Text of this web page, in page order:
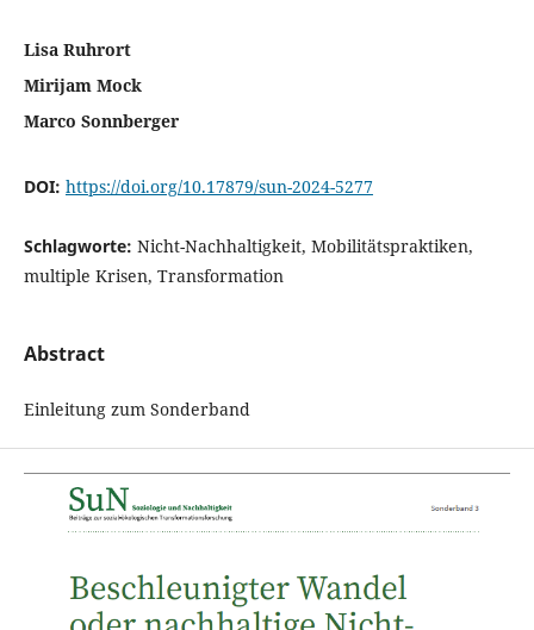
Lisa Ruhrort
Mirijam Mock
Marco Sonnberger
DOI: https://doi.org/10.17879/sun-2024-5277
Schlagworte: Nicht-Nachhaltigkeit, Mobilitätspraktiken,
multiple Krisen, Transformation
Abstract
Einleitung zum Sonderband